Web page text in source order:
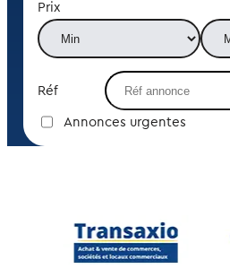
Prix
Réf
Annonces urgentes